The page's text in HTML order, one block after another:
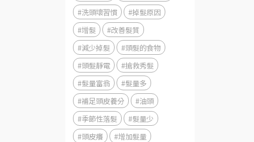
#洗頭壞習慣
#掉髮原因
#增髮
#改善髮質
#減少掉髮
#頭髮的食物
#頭髮靜電
#搶救秀髮
#髮量富翁
#髮量多
#補足頭皮養分
#油頭
#季節性落髮
#髮量少
#頭皮癢
#增加髮量